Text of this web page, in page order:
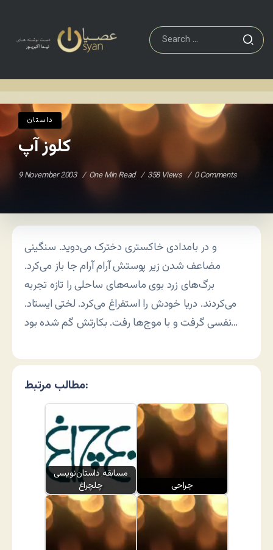
داستان
کلوز آپ
9 November 2003 One Min Read 358 Views 0 Comments
و در بامدادی خاکستری دخترک می‌دوید. سنگینی
مضاعف شدن زیر پوستش آرام آرام جا باز می‌کرد.
برگ‌های زرد بوی ماسه‌های ساحلی را تازه تجربه
می‌کردند. دریا خودش را استفراغ می‌کرد. لختی ایستاد.
نفسی گرفت و با موج‌ها رفت. بکارتش گم شده بود…
مطالب مرتبط:
مسابقه داستان‌نویسی
چلچراغ
جراحی